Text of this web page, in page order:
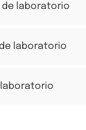
de laboratorio
laboratorio